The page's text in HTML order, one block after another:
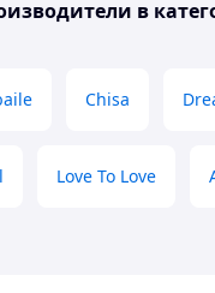
в
Chisa
Love To Love